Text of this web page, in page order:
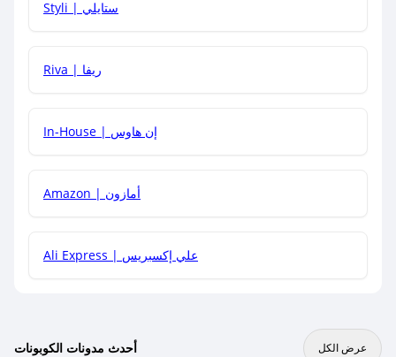
هل يمكنني جمع كود خصم مع العروض الأخرى؟
Styli | ستايلي
Riva | ريفا
In-House | إن هاوس
Amazon | أمازون
Ali Express | علي إكسبريس
أحدث مدونات الكوبونات عرض الكل